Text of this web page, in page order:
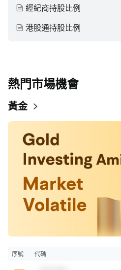
經紀商持股比例
港股通持股比例
熱門市場機會
黃金
序號 代碼